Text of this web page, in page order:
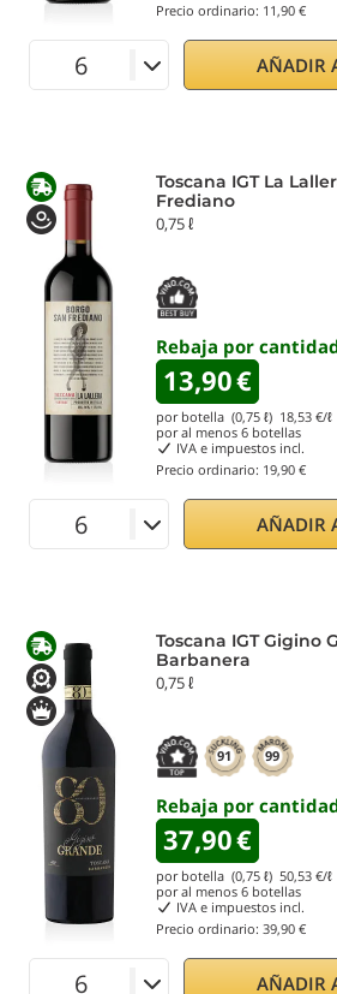
Precio ordinario: 11,90 €
AÑADIR
Toscana IGT La
Frediano
0,75 ℓ
Rebaja por
13,90€
por botella (0,75 ℓ) 18,53 €/ℓ
por al menos 6 botellas
IVA e impuestos incl.
Precio ordinario: 19,90 €
AÑADIR
Toscana IGT Gigino
Barbanera
0,75 ℓ
91 99
Rebaja por
37,90€
por botella (0,75 ℓ) 50,53 €/ℓ
por al menos 6 botellas
IVA e impuestos incl.
Precio ordinario: 39,90 €
AÑADIR